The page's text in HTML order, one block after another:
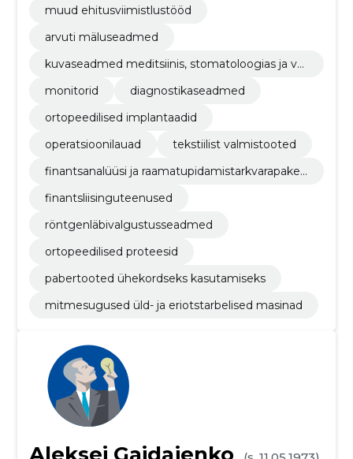
muud ehitusviimistlustööd
arvuti mäluseadmed
kuvaseadmed meditsiinis, stomatoloogias ja ve
monitorid
diagnostikaseadmed
ortopeedilised implantaadid
operatsioonilauad
tekstiilist valmistooted
finantsanalüüsi ja raamatupidamistarkvarapaket
finantsliisinguteenused
röntgenläbivalgustusseadmed
ortopeedilised proteesid
pabertooted ühekordseks kasutamiseks
mitmesugused üld- ja eriotstarbelised masinad